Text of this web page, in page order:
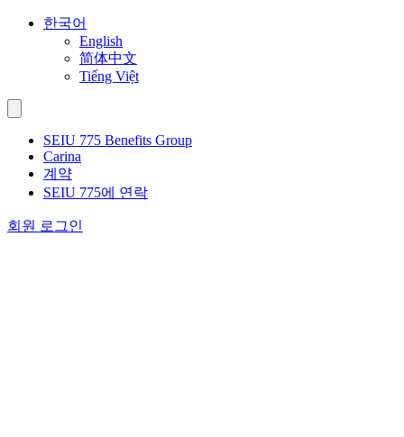
Skip
한국어
English
简体中文
Tiếng Việt
SEIU 775 Benefits Group
Carina
계약
SEIU 775에 연락
회원 로그인